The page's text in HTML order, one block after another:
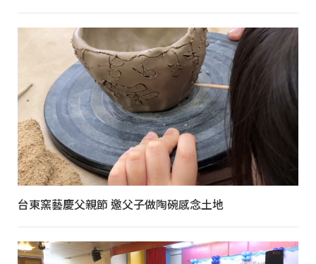
台東窯藝慶父親節 邀父子做陶碗感念土地